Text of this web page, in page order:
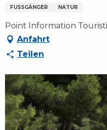
FUSSGÄNGER NATUR
Point Information
Anfahrt
Teilen